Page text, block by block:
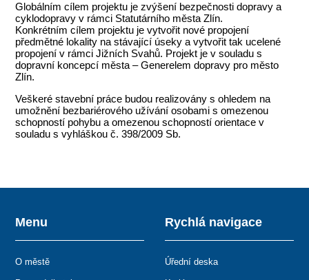
Globálním cílem projektu je zvýšení bezpečnosti dopravy a
cyklodopravy v rámci Statutárního města Zlín.
Konkrétním cílem projektu je vytvořit nové propojení
předmětné lokality na stávající úseky a vytvořit tak ucelené
propojení v rámci Jižních Svahů. Projekt je v souladu s
dopravní koncepcí města – Generelem dopravy pro město
Zlín.
Veškeré stavební práce budou realizovány s ohledem na
umožnění bezbariérového užívání osobami s omezenou
schopností pohybu a omezenou schopností orientace v
souladu s vyhláškou č. 398/2009 Sb.
Menu
O městě
Rychlá navigace
Úřední deska